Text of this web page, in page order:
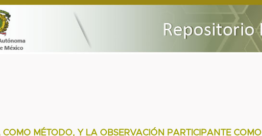
MÉTODO, Y LA OBSERVACIÓN PARTICIPANTE COMO